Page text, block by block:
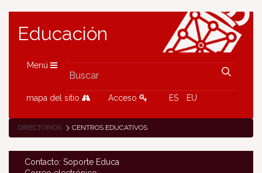
Educación
Menú
mapa del sitio Acceso ES EU
DIRECTORIOS CENTROS EDUCATIVOS
Contacto: Soporte Educa